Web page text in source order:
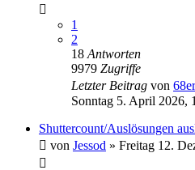
1
2
18 Antworten
9979 Zugriffe
Letzter Beitrag von
Sonntag 5. April 2026,
Shuttercount/Auslösungen
von Jessod » Freitag 12.